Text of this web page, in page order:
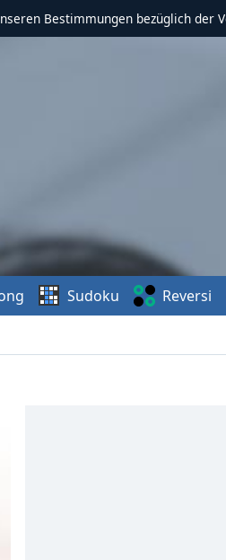
Bestimmungen bezüglich der
Sudoku Reversi